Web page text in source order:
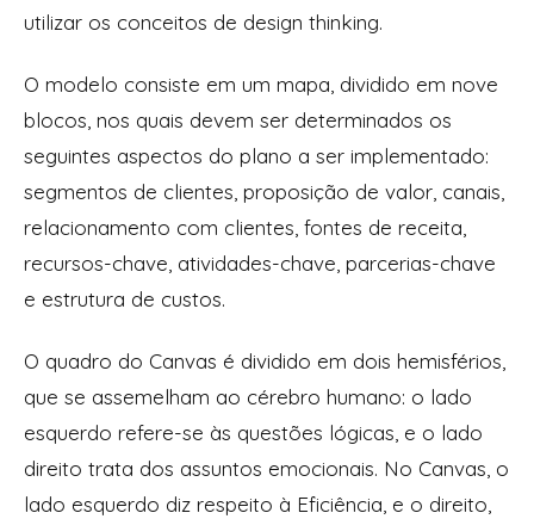
utilizar os conceitos de design thinking.
O modelo consiste em um mapa, dividido em nove
blocos, nos quais devem ser determinados os
seguintes aspectos do plano a ser implementado:
segmentos de clientes, proposição de valor, canais,
relacionamento com clientes, fontes de receita,
recursos-chave, atividades-chave, parcerias-chave
e estrutura de custos.
O quadro do Canvas é dividido em dois hemisférios,
que se assemelham ao cérebro humano: o lado
esquerdo refere-se às questões lógicas, e o lado
direito trata dos assuntos emocionais. No Canvas, o
lado esquerdo diz respeito à Eficiência, e o direito,